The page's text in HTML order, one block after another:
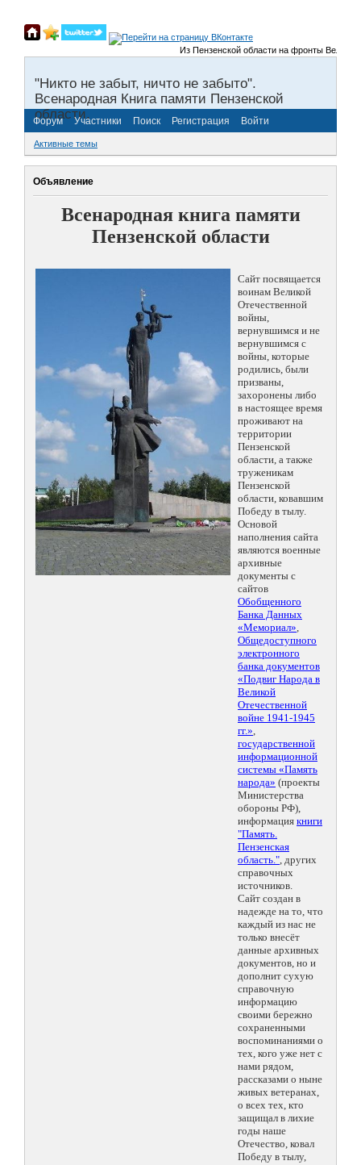
Из Пензенской области на фронты
"Никто не забыт, ничто не забыто".
Всенародная Книга памяти Пензенской
области.
Форум Участники Поиск Регистрация Войти
Активные темы
Объявление
Всенародная книга памяти
Пензенской области
Сайт посвящается
воинам Великой
Отечественной
войны,
вернувшимся и не
вернувшимся с
войны, которые
родились, были
призваны,
захоронены либо
в настоящее время
проживают на
территории
Пензенской
области, а также
труженикам
Пензенской
области, ковавшим
Победу в тылу.
Основой
наполнения сайта
являются военные
архивные
документы с
сайтов
Обобщенного
Банка Данных
«Мемориал»,
Общедоступного
электронного
банка документов
«Подвиг Народа в
Великой
Отечественной
войне 1941-1945
гг.»,
государственной
информационной
системы «Память
народа» (проекты
Министерства
обороны РФ),
информация книги
"Память.
Пензенская
область.", других
справочных
источников.
Сайт создан в
надежде на то, что
каждый из нас не
только внесёт
данные архивных
документов, но и
дополнит сухую
справочную
информацию
своими бережно
сохраненными
воспоминаниями о
тех, кого уже нет с
нами рядом,
рассказами о ныне
живых ветеранах,
о всех тех, кто
защищал в лихие
годы наше
Отечество, ковал
Победу в тылу,